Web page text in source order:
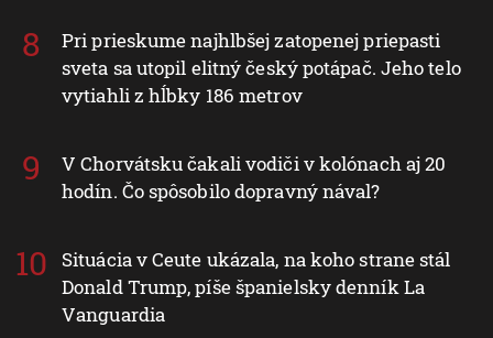
Pri prieskume najhlbšej zatopenej priepasti
sveta sa utopil elitný český potápač. Jeho telo
vytiahli z hĺbky 186 metrov
V Chorvátsku čakali vodiči v kolónach aj 20
hodín. Čo spôsobilo dopravný nával?
Situácia v Ceute ukázala, na koho strane stál
Donald Trump, píše španielsky denník La
Vanguardia